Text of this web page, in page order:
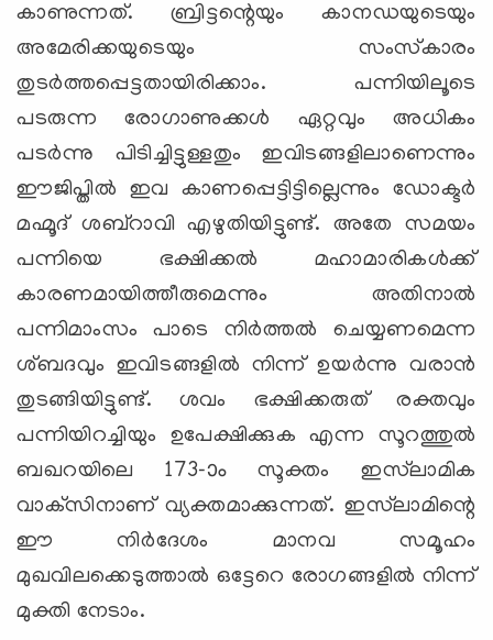
കാണുന്നത്. ബ്രിട്ടന്റെയും കാനഡയുടെയും
അമേരിക്കയുടെയും സംസ്‌കാരം
തുടര്‍ത്തപ്പെട്ടതായിരിക്കാം. പന്നിയിലൂടെ
പടരുന്ന രോഗാണുക്കള്‍ ഏറ്റവും അധികം
പടര്‍ന്നു പിടിച്ചിട്ടുള്ളതും ഇവിടങ്ങളിലാണെന്നും
ഈജിപ്തില്‍ ഇവ കാണപ്പെട്ടിട്ടില്ലെന്നും ഡോക്ടര്‍
മഹ്മൂദ് ശബ്‌റാവി എഴുതിയിട്ടുണ്ട്. അതേ സമയം
പന്നിയെ ഭക്ഷിക്കല്‍ മഹാമാരികള്‍ക്ക്
കാരണമായിത്തീരുമെന്നും അതിനാല്‍
പന്നിമാംസം പാടെ നിര്‍ത്തല്‍ ചെയ്യണമെന്ന
ശ്ബദവും ഇവിടങ്ങളില്‍ നിന്ന് ഉയര്‍ന്നു വരാന്‍
തുടങ്ങിയിട്ടുണ്ട്. ശവം ഭക്ഷിക്കരുത് രക്തവും
പന്നിയിറച്ചിയും ഉപേക്ഷിക്കുക എന്ന സൂറത്തുല്‍
ബഖറയിലെ 173-ാം സൂക്തം ഇസ്‌ലാമിക
വാക്‌സിനാണ് വ്യക്തമാക്കുന്നത്. ഇസ്‌ലാമിന്റെ
ഈ നിര്‍ദേശം മാനവ സമൂഹം
മുഖവിലക്കെടുത്താല്‍ ഒട്ടേറെ രോഗങ്ങളില്‍ നിന്ന്
മുക്തി നേടാം.